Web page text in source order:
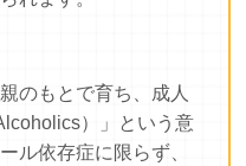
のもとで育ち、成人
）」という意
ル依存症に限らず、